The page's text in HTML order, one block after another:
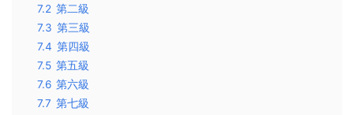
7.2 第二級
7.3 第三級
7.4 第四級
7.5 第五級
7.6 第六級
7.7 第七級